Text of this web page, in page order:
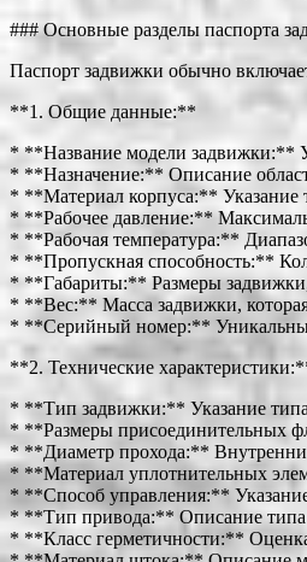
### Основные разделы паспорта
Паспорт задвижки обычно
**1. Общие данные:**
* **Название модели задвижки:**
* **Назначение:** Описание
* **Материал корпуса:** Указание
* **Рабочее давление:**
* **Рабочая температура:**
* **Пропускная способность:**
* **Габариты:** Размеры
* **Вес:** Масса задвижки,
* **Серийный номер:** Уникальный
**2. Технические
* **Тип задвижки:** Указание типа
* **Размеры присоединительных
* **Диаметр прохода:**
* **Материал уплотнительных
* **Способ управления:**
* **Тип привода:** Описание типа
* **Класс герметичности:**